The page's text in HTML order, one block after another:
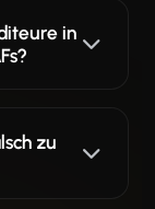
in
zu